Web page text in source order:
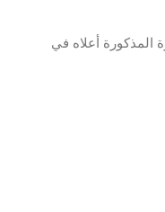
أعلاه في